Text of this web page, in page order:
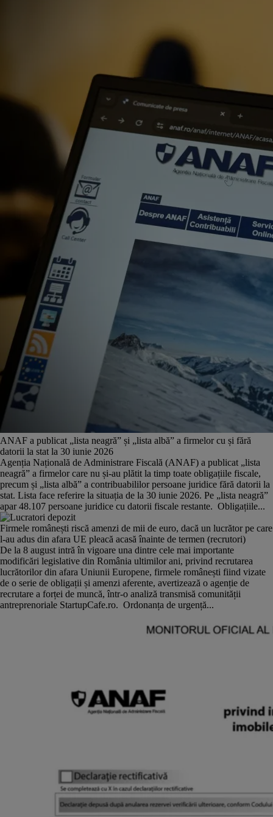
ANAF a publicat „lista neagră” și „lista albă” a firmelor cu și fără
datorii la stat la 30 iunie 2026
Agenția Națională de Administrare Fiscală (ANAF) a publicat „lista
neagră” a firmelor care nu și-au plătit la timp toate obligațiile fiscale,
precum și „lista albă” a contribuabililor persoane juridice fără datorii la
stat. Lista face referire la situația de la 30 iunie 2026. Pe „lista neagră”
apar 48.107 persoane juridice cu datorii fiscale restante. Obligațiile...
Firmele românești riscă amenzi de mii de euro, dacă un lucrător pe care
l-au adus din afara UE pleacă acasă înainte de termen (recrutori)
De la 8 august intră în vigoare una dintre cele mai importante
modificări legislative din România ultimilor ani, privind recrutarea
lucrătorilor din afara Uniunii Europene, firmele românești fiind vizate
de o serie de obligații și amenzi aferente, avertizează o agenție de
recrutare a forței de muncă, într-o analiză transmisă comunității
antreprenoriale StartupCafe.ro. Ordonanța de urgență...